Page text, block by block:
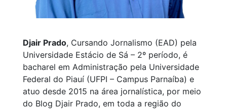
Djair Prado, Cursando Jornalismo (EAD) pela
Universidade Estácio de Sá – 2º período, é
bacharel em Administração pela Universidade
Federal do Piauí (UFPI – Campus Parnaíba) e
atuo desde 2015 na área jornalística, por meio
do Blog Djair Prado, em toda a região do